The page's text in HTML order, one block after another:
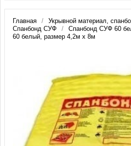
Главная
Укрывной материал,
Спанбонд СУФ
Спанбонд СУФ 60
60 белый, размер 4,2м х 8м